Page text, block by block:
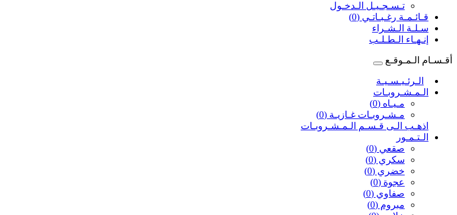
تـسـجـيـل الـدخـول
قـائـمـة رغـبـاتـي (0)
سـلـة الـشـراء
إنـهـاء الـطـلـب
أقـسـام الـمـوقـع
الـرئـيـسـيـة
الـمـشـروبـات
مـيـاه (0)
مـشـروبـات غـازيـة (0)
اذهـب الـى قـسـم الـمـشـروبـات
الـتـمـور
صقعي (0)
سكري (0)
خضري (0)
عجوة (0)
صفاوي (0)
مبروم (0)